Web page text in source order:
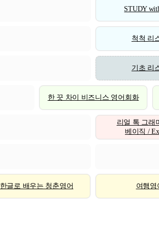
STUDY
척척 리
기초 리
한 끗 차이 비즈니스 영어회화
리얼 톡 그래
베이직 /
한글로 배우는 청춘영어 여행영